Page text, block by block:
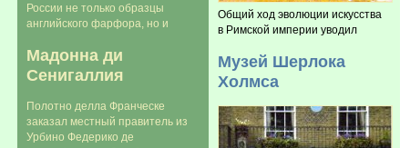
России не только образцы
английского фарфора, но и
Мадонна ди
Сенигаллия
Полотно делла Франческе
заказал местный правитель из
Урбино Федерико де
Общий ход эволюции искусства
в Римской империи уводил
Музей Шерлока
Холмса